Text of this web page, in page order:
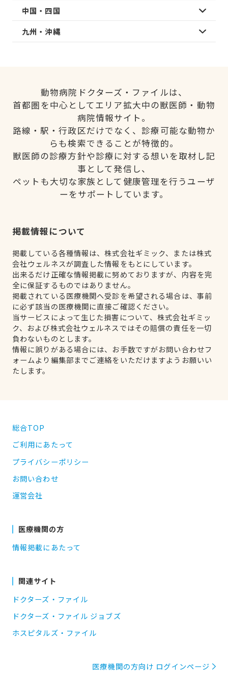
中国・四国
九州・沖縄
動物病院ドクターズ・ファイルは、
首都圏を中心としてエリア拡大中の獣医師・動物
病院情報サイト。
路線・駅・行政区だけでなく、診療可能な動物か
らも検索できることが特徴的。
獣医師の診療方針や診療に対する想いを取材し記
事として発信し、
ペットも大切な家族として健康管理を行うユーザ
ーをサポートしています。
掲載情報について
掲載している各種情報は、株式会社ギミック、または株式
会社ウェルネスが調査した情報をもとにしています。
出来るだけ正確な情報掲載に努めておりますが、内容を完
全に保証するものではありません。
掲載されている医療機関へ受診を希望される場合は、事前
に必ず該当の医療機関に直接ご確認ください。
当サービスによって生じた損害について、株式会社ギミッ
ク、および株式会社ウェルネスではその賠償の責任を一切
負わないものとします。
情報に誤りがある場合には、お手数ですがお問い合わせフ
ォームより編集部までご連絡をいただけますようお願いい
たします。
総合TOP
ご利用にあたって
プライバシーポリシー
お問い合わせ
運営会社
医療機関の方
情報掲載にあたって
関連サイト
ドクターズ・ファイル
ドクターズ・ファイル ジョブズ
ホスピタルズ・ファイル
医療機関の方向け ログインページ